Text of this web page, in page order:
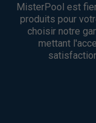
MisterPool est
produits pour
choisir notre
mettant